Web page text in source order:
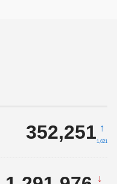
352,251 ↑
1,621
↓